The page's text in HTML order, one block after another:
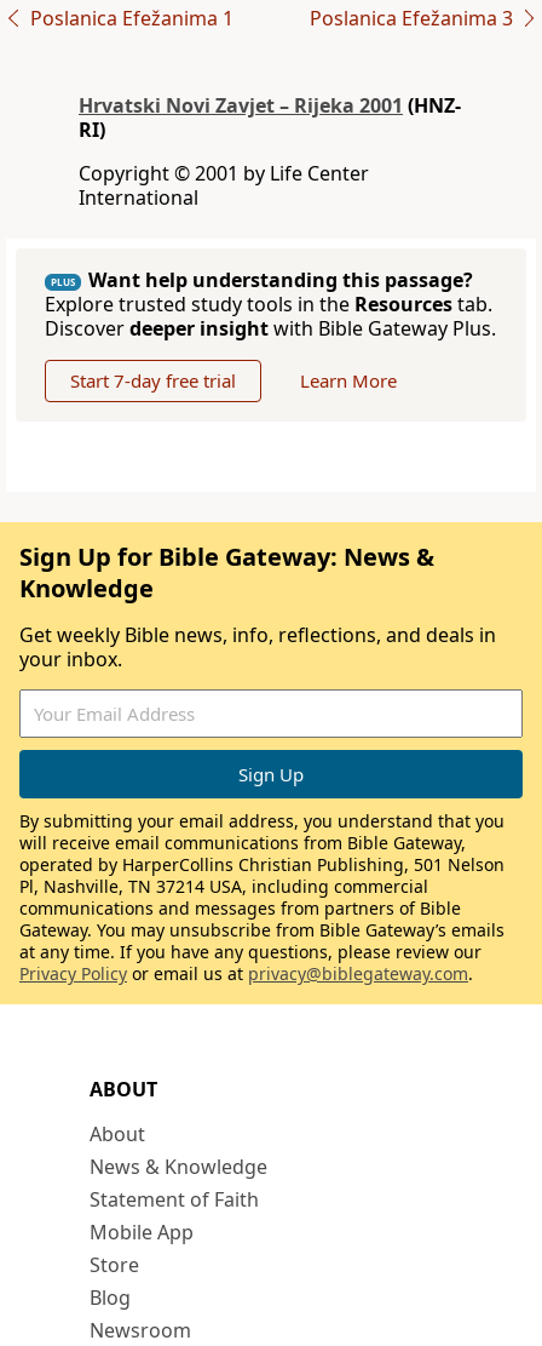
Poslanica Efežanima 1 Poslanica Efežanima 3
Hrvatski Novi Zavjet – Rijeka 2001 (HNZ-
RI)
Copyright © 2001 by Life Center
International
PLUS
Want help understanding this passage?
Explore trusted study tools in the Resourcestab.
Discoverdeeper insightwith Bible Gateway Plus.
Start 7-day free trial Learn More
ABOUT
About
News & Knowledge
Statement of Faith
Mobile App
Store
Blog
Newsroom
Sign Up for Bible Gateway: News &
Knowledge
Get weekly Bible news, info, reflections, and deals in
your inbox.
By submitting your email address, you understand that you
will receive email communications from Bible Gateway,
operated by HarperCollins Christian Publishing, 501 Nelson
Pl, Nashville, TN 37214 USA, including commercial
communications and messages from partners of Bible
Gateway. You may unsubscribe from Bible Gateway’s emails
at any time. If you have any questions, please review our
Privacy Policy or email us at privacy@biblegateway.com.